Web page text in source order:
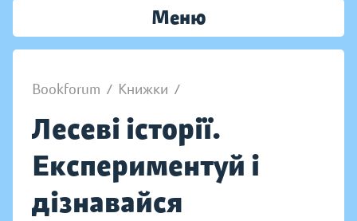
Меню
Bookforum / Книжки /
Лесеві історії.
Експериментуй і
дізнавайся